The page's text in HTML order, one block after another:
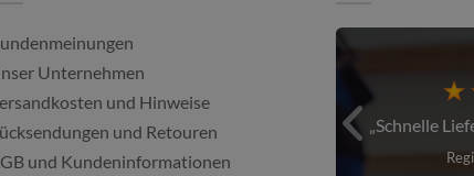
Unternehmen
und Hinweise
und Retouren
und Kundeninformationen
Alles gut geklappt, immer über den...
Ulf, 04.08.2026
Schnelle